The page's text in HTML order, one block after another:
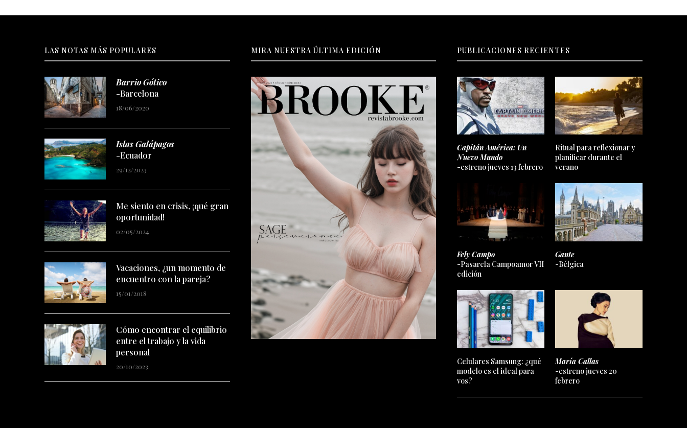
LAS NOTAS MÁS POPULARES
Barrio Gótico
-Barcelona
18/06/2020
Islas Galápagos
-Ecuador
29/12/2023
Me siento en crisis, ¡qué gran
oportunidad!
02/05/2024
Vacaciones, ¿un momento de
encuentro con la pareja?
15/01/2018
Cómo encontrar el equilibrio
entre el trabajo y la vida
personal
20/10/2023
MIRA NUESTRA ÚLTIMA EDICIÓN PUBLICACIONES RECIENTES
Capitán América: Un
Nuevo Mundo
-estreno jueves 13 febrero
Ritual para reflexionar y
planificar durante el
verano
Fely Campo
-Pasarela Campoamor VII
edición
Gante
-Bélgica
Celulares Samsung: ¿qué
modelo es el ideal para
vos?
María Callas
-estreno jueves 20
febrero